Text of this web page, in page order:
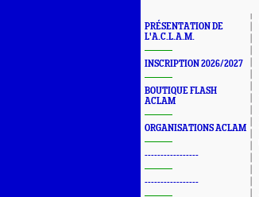
PRÉSENTATION DE
L'A.C.L.A.M.
INSCRIPTION 2026/2027
BOUTIQUE FLASH
ACLAM
ORGANISATIONS ACLAM
-----------------
-----------------